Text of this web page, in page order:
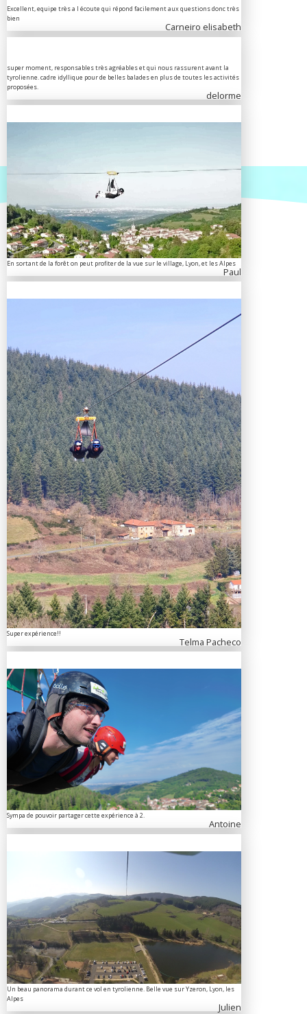
Excellent, equipe très a l écoute qui répond facilement aux questions donc très
bien
Carneiro elisabeth
super moment, responsables très agréables et qui nous rassurent avant la
tyrolienne. cadre idyllique pour de belles balades en plus de toutes les activités
proposées.
delorme
En sortant de la forêt on peut profiter de la vue sur le village, Lyon, et les Alpes
Paul
Super expérience!!
Telma Pacheco
Sympa de pouvoir partager cette expérience à 2.
Antoine
Un beau panorama durant ce vol en tyrolienne. Belle vue sur Yzeron, Lyon, les
Alpes
Julien